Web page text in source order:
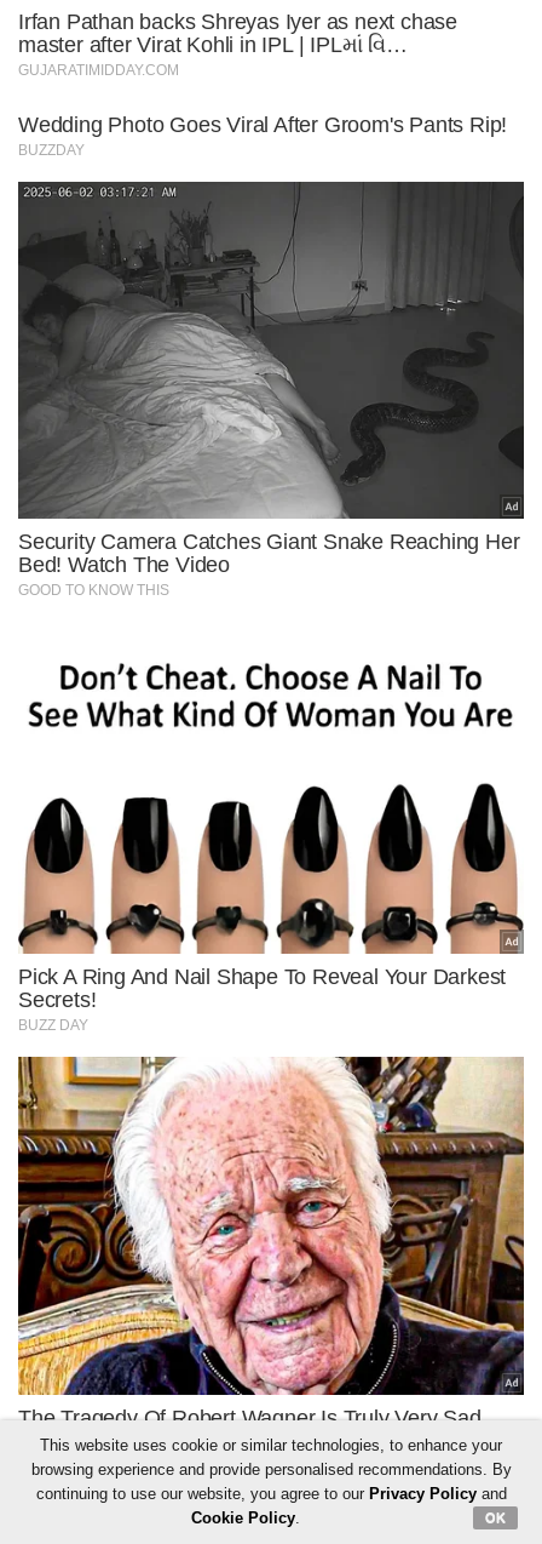
This website uses cookie or similar technologies, to enhance your
browsing experience and provide personalised recommendations. By
continuing to use our website, you agree to our Privacy Policyand
Cookie Policy. OK